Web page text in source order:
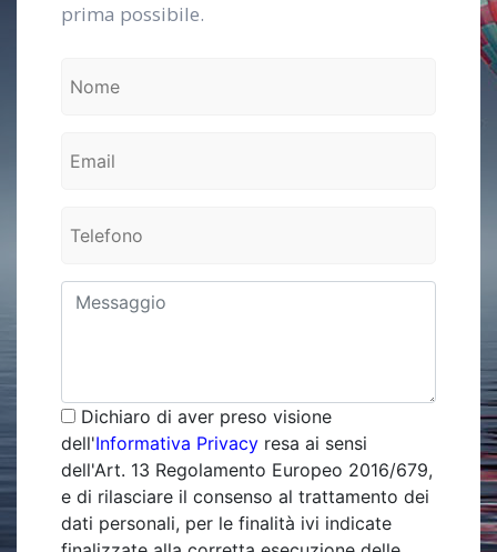
prima possibile.
Dichiaro di aver preso visione
dell'Informativa Privacy resa ai sensi
dell'Art. 13 Regolamento Europeo 2016/679,
e di rilasciare il consenso al trattamento dei
dati personali, per le finalità ivi indicate